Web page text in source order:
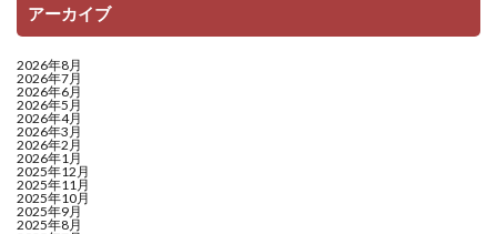
アーカイブ
2026年8月
2026年7月
2026年6月
2026年5月
2026年4月
2026年3月
2026年2月
2026年1月
2025年12月
2025年11月
2025年10月
2025年9月
2025年8月